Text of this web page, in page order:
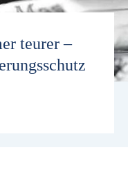
teurer –